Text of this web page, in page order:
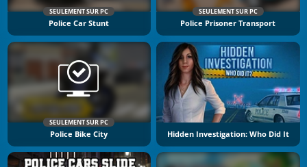
SEULEMENT SUR PC
Police Car Stunt
SEULEMENT SUR PC
Police Prisoner Transport
SEULEMENT SUR PC
Police Bike City Hidden Investigation: Who Did It